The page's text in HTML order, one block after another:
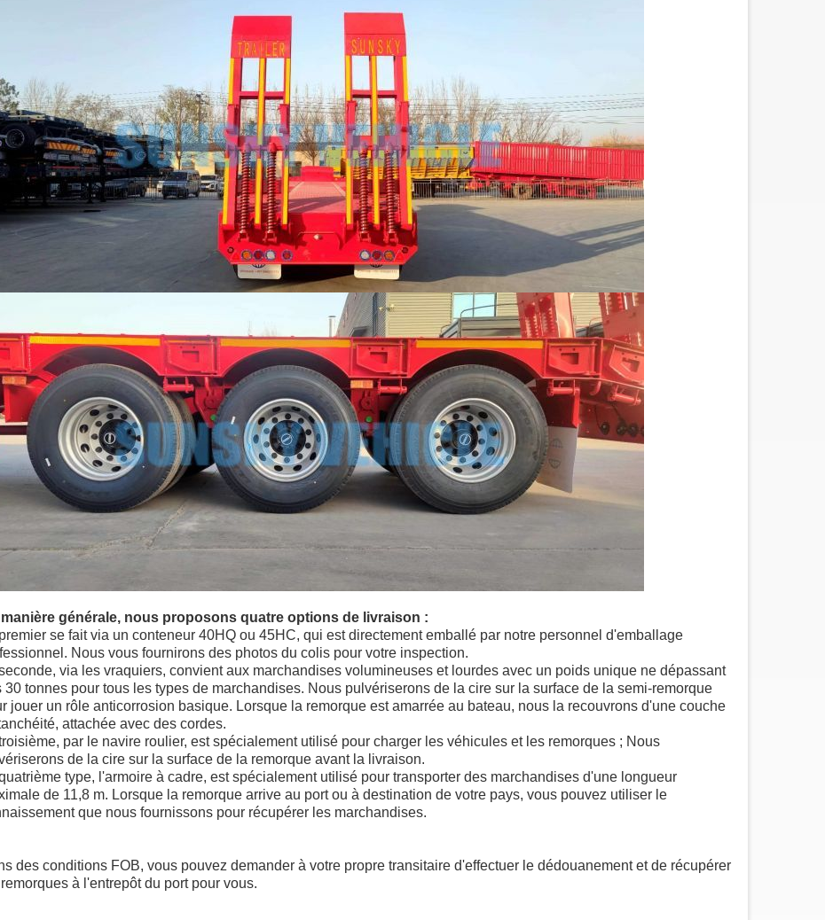
à grille latérale de
m
Remorque surbaissée à 6
essieux de 80 tonnes
Remorque surbaissée
hydraulique de 60 tonnes
SUNSKY VEHICLE, un fabricant
de semi-remorques à plateau, a
constaté que la remorque à pilier
plat e...
manière générale, nous proposons quatre options de livraison :
se fait via un conteneur 40HQ ou 45HC, qui est directement emballé par notre personnel d'emballage
Nous vous fournirons des photos du colis pour votre inspection.
via les vraquiers, convient aux marchandises volumineuses et lourdes avec un poids unique ne dépassant
30 tonnes pour tous les types de marchandises. Nous pulvériserons de la cire sur la surface de la semi-remorque
jouer un rôle anticorrosion basique. Lorsque la remorque est amarrée au bateau, nous la recouvrons d'une couche
attachée avec des cordes.
par le navire roulier, est spécialement utilisé pour charger les véhicules et les remorques ; Nous
de la cire sur la surface de la remorque avant la livraison.
type, l'armoire à cadre, est spécialement utilisé pour transporter des marchandises d'une longueur
de 11,8 m. Lorsque la remorque arrive au port ou à destination de votre pays, vous pouvez utiliser le
que nous fournissons pour récupérer les marchandises.
des conditions FOB, vous pouvez demander à votre propre transitaire d'effectuer le dédouanement et de récupérer
remorques à l'entrepôt du port pour vous.